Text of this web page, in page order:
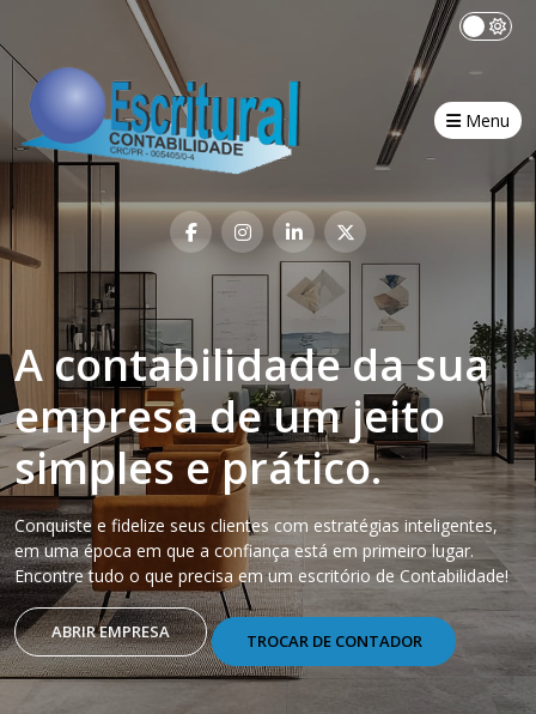
Menu
A contabilidade da sua
empresa de um jeito
simples e prático.
Conquiste e fidelize seus clientes com estratégias inteligentes,
em uma época em que a confiança está em primeiro lugar.
Encontre tudo o que precisa em um escritório de Contabilidade!
ABRIR EMPRESA TROCAR DE CONTADOR